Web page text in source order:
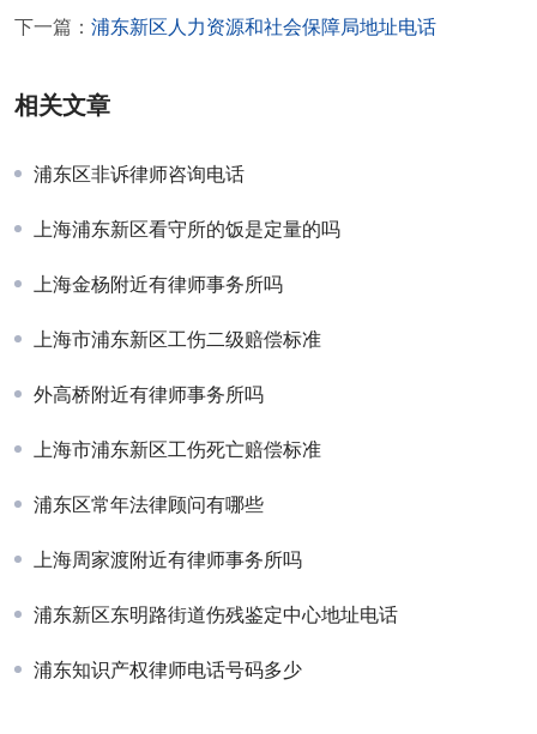
下一篇： 浦东新区人力资源和社会保障局地址电话
相关文章
浦东区非诉律师咨询电话
上海浦东新区看守所的饭是定量的吗
上海金杨附近有律师事务所吗
上海市浦东新区工伤二级赔偿标准
外高桥附近有律师事务所吗
上海市浦东新区工伤死亡赔偿标准
浦东区常年法律顾问有哪些
上海周家渡附近有律师事务所吗
浦东新区东明路街道伤残鉴定中心地址电话
浦东知识产权律师电话号码多少